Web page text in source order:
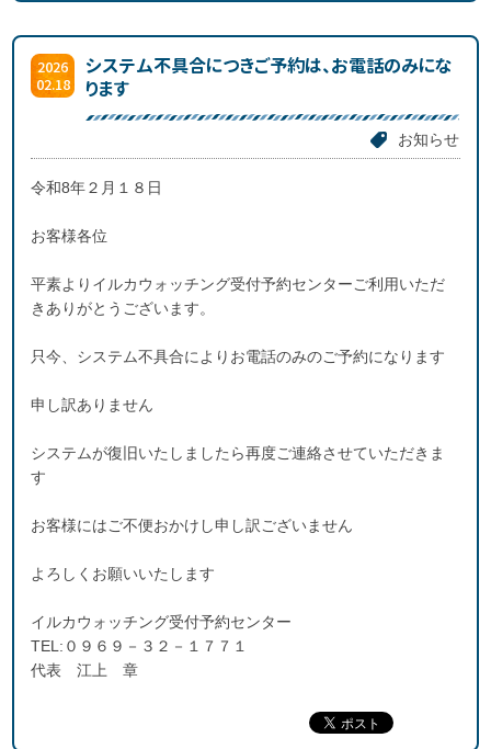
2026
02.18
システム不具合につきご予約は、お電話のみにな
ります
お知らせ
令和8年２月１８日
お客様各位
平素よりイルカウォッチング受付予約センターご利用いただ
きありがとうございます。
只今、システム不具合によりお電話のみのご予約になります
申し訳ありません
システムが復旧いたしましたら再度ご連絡させていただきま
す
お客様にはご不便おかけし申し訳ございません
よろしくお願いいたします
イルカウォッチング受付予約センター
TEL:０９６９－３２－１７７１
代表 江上 章